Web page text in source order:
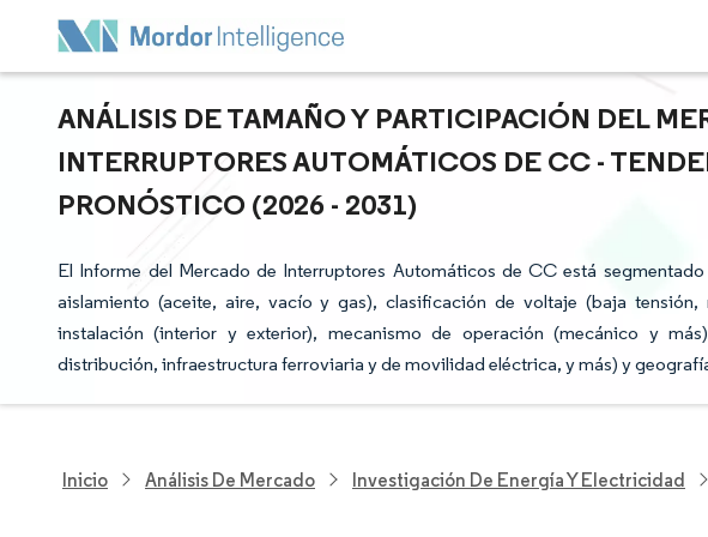
ANÁLISIS DE TAMAÑO Y PARTICIPACIÓN DEL
INTERRUPTORES AUTOMÁTICOS DE CC -
PRONÓSTICO (2026 - 2031)
El Informe del Mercado de Interruptores Automáticos de CC está
aislamiento (aceite, aire, vacío y gas), clasificación de voltaje (baja
instalación (interior y exterior), mecanismo de operación (mecánico y
distribución, infraestructura ferroviaria y de movilidad eléctrica, y más) y
Inicio Análisis De Mercado Investigación De Energía Y Electricidad